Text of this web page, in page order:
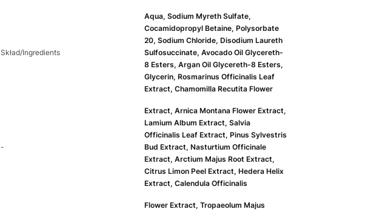
Skład/Ingredients
Aqua, Sodium Myreth Sulfate,
Cocamidopropyl Betaine, Polysorbate
20, Sodium Chloride, Disodium Laureth
Sulfosuccinate, Avocado Oil Glycereth-
8 Esters, Argan Oil Glycereth-8 Esters,
Glycerin, Rosmarinus Officinalis Leaf
Extract, Chamomilla Recutita Flower
-
Extract, Arnica Montana Flower Extract,
Lamium Album Extract, Salvia
Officinalis Leaf Extract, Pinus Sylvestris
Bud Extract, Nasturtium Officinale
Extract, Arctium Majus Root Extract,
Citrus Limon Peel Extract, Hedera Helix
Extract, Calendula Officinalis
Flower Extract, Tropaeolum Majus